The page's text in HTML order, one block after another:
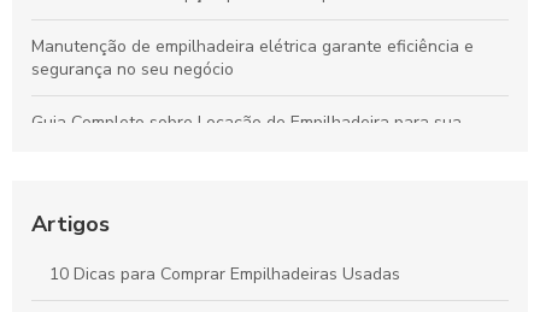
Manutenção de empilhadeira elétrica garante eficiência e
segurança no seu negócio
Guia Completo sobre Locação de Empilhadeira para sua
Empresa
Como Escolher a Melhor Selecionadora de Pedidos para Seu
Negócio
Artigos
10 Dicas para Comprar Empilhadeiras Usadas